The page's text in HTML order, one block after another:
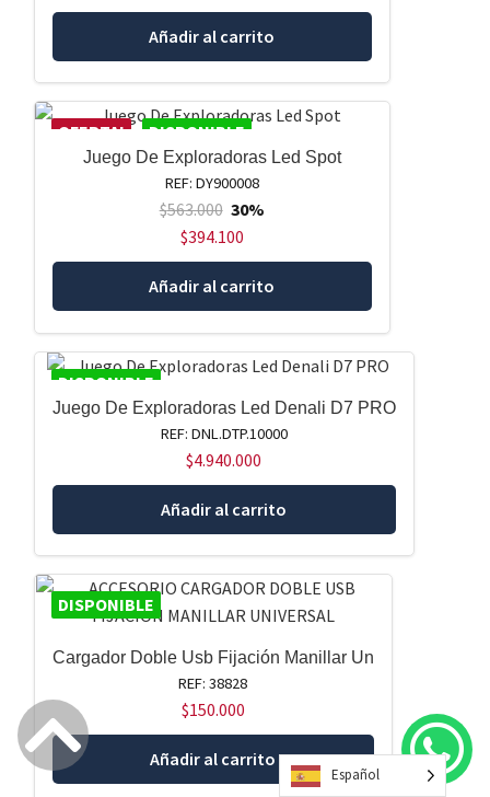
Añadir al carrito
OFERTA! DISPONIBLE
Juego De Exploradoras Led Spot
REF: DY900008
$563.000 30%
$394.100
Añadir al carrito
DISPONIBLE
Juego De Exploradoras Led Denali D7 PRO
REF: DNL.DTP.10000
$4.940.000
Añadir al carrito
DISPONIBLE
Cargador Doble Usb Fijación Manillar Un
REF: 38828
$150.000
Añadir al carrito
Español